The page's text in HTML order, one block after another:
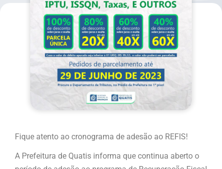
Fique atento ao cronograma de adesão ao REFIS!
A Prefeitura de Quatis informa que continua aberto o